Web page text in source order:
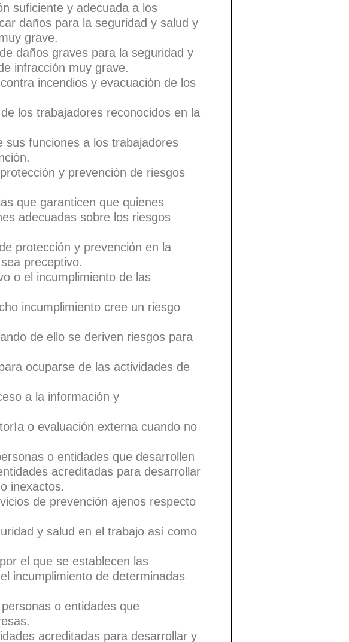
suficiente y adecuada a los
daños para la seguridad y salud y
grave.
daños graves para la seguridad y
infracción muy grave.
incendios y evacuación de los
los trabajadores reconocidos en la
sus funciones a los trabajadores
y prevención de riesgos
que garanticen que quienes
adecuadas sobre los riesgos
protección y prevención en la
preceptivo.
o el incumplimiento de las
incumplimiento cree un riesgo
de ello se deriven riesgos para
ocuparse de las actividades de
a la información y
o evaluación externa cuando no
o entidades que desarrollen
acreditadas para desarrollar
inexactos.
de prevención ajenos respecto
y salud en el trabajo así como
el que se establecen las
incumplimiento de determinadas
o entidades que
acreditadas para desarrollar y